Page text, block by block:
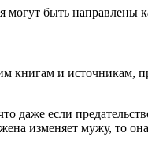
быть направлены
и источникам,
если
изменяет мужу, то